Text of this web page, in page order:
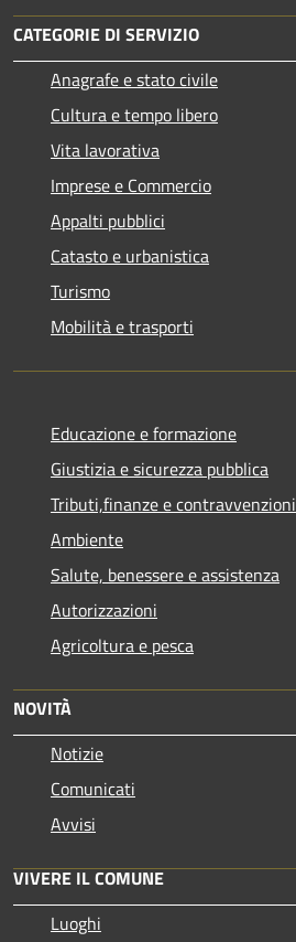
CATEGORIE DI SERVIZIO
Anagrafe e stato civile
Cultura e tempo libero
Vita lavorativa
Imprese e Commercio
Appalti pubblici
Catasto e urbanistica
Turismo
Mobilità e trasporti
Educazione e formazione
Giustizia e sicurezza pubblica
Tributi,finanze e contravvenzioni
Ambiente
Salute, benessere e assistenza
Autorizzazioni
Agricoltura e pesca
NOVITÀ
Notizie
Comunicati
Avvisi
VIVERE IL COMUNE
Luoghi